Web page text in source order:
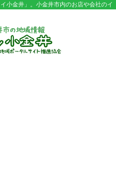
小金井」。小金井市内のお店や会社のイ